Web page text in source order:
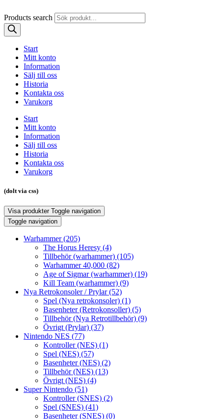
Products search
Start
Mitt konto
Information
Sälj till oss
Historia
Kontakta oss
Varukorg
Start
Mitt konto
Information
Sälj till oss
Historia
Kontakta oss
Varukorg
(dolt via css)
Visa produkter Toggle navigation
Toggle navigation
Warhammer(205)
The Horus Heresy (4)
Tillbehör (warhammer) (105)
Warhammer 40,000 (82)
Age of Sigmar (warhammer) (19)
Kill Team (warhammer) (9)
Nya Retrokonsoler / Prylar(52)
Spel (Nya retrokonsoler) (1)
Basenheter (Retrokonsoller) (5)
Tillbehör (Nya Retrotillbehör) (9)
Övrigt (Prylar) (37)
Nintendo NES (77)
Kontroller (NES) (1)
Spel (NES) (57)
Basenheter (NES) (2)
Tillbehör (NES) (13)
Övrigt (NES) (4)
Super Nintendo (51)
Kontroller (SNES) (2)
Spel (SNES) (41)
Basenheter (SNES) (0)